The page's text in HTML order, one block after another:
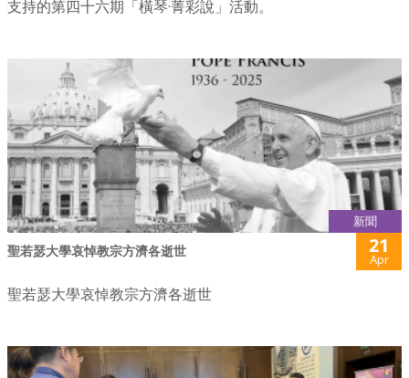
支持的第四十六期「橫琴·菁彩說」活動。
新聞
聖若瑟大學哀悼教宗方濟各逝世 21
Apr
聖若瑟大學哀悼教宗方濟各逝世